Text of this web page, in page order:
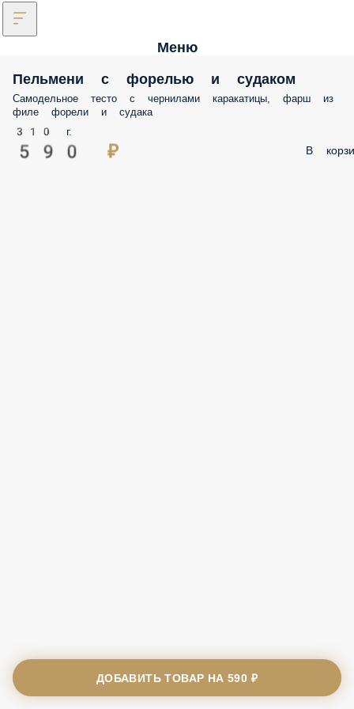
Меню
Пельмени с форелью и судаком
Самодельное тесто с чернилами каракатицы, фарш из
филе форели и судака
310 г.
590 ₽ В
ДОБАВИТЬ ТОВАР НА590 ₽